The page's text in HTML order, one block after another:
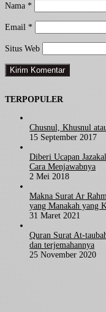
Nama *
Email *
Situs Web
TERPOPULER
Chusnul, Khusnul
15 September 2017
Diberi Ucapan
Cara Menjawabnya
2 Mei 2018
Makna Surat Ar
yang Manakah yang
31 Maret 2021
Quran Surat At-
dan terjemahannya
25 November 2020